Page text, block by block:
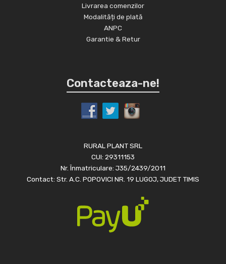
Livrarea comenzilor
Modalități de plată
ANPC
Garantie & Retur
Contacteaza-ne!
RURAL PLANT SRL
CUI: 29311153
Nr. Înmatriculare: J35/2439/2011
Contact: Str. A.C. POPOVICI NR. 19 LUGOJ, JUDET TIMIS